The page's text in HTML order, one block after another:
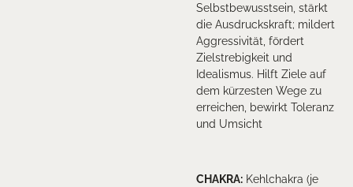
Selbstbewusstsein, stärkt
die Ausdruckskraft; mildert
Aggressivität, fördert
Zielstrebigkeit und
Idealismus. Hilft Ziele auf
dem kürzesten Wege zu
erreichen, bewirkt Toleranz
und Umsicht
CHAKRA: Kehlchakra (je